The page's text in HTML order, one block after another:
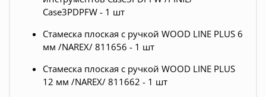
Case3PDPFW - 1 шт
Стамеска плоская с ручкой WOOD LINE PLUS 6
мм /NAREX/ 811656 - 1 шт
Стамеска плоская с ручкой WOOD LINE PLUS
12 мм /NAREX/ 811662 - 1 шт